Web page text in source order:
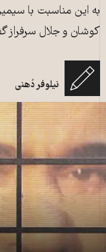
به این مناسبت با
کوشان و جلال سرفراز
نیلوفر دُهنی